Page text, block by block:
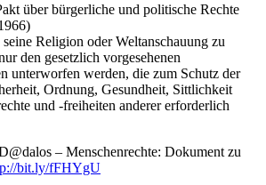
über bürgerliche und politische Rechte
Religion oder Weltanschauung zu
den gesetzlich vorgesehenen
unterworfen werden, die zum Schutz der
Ordnung, Gesundheit, Sittlichkeit
und -freiheiten anderer erforderlich
– Menschenrechte: Dokument zu
bit.ly/fFHYgU